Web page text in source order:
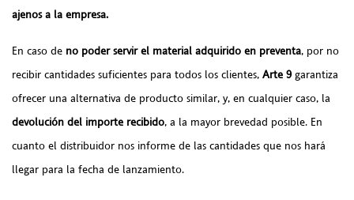
ajenos a la empresa.
En caso de no poder servir el material adquirido en preventa, por no
recibir cantidades suficientes para todos los clientes, Arte 9garantiza
ofrecer una alternativa de producto similar, y, en cualquier caso, la
devolución del importe recibido, a la mayor brevedad posible. En
cuanto el distribuidor nos informe de las cantidades que nos hará
llegar para la fecha de lanzamiento.